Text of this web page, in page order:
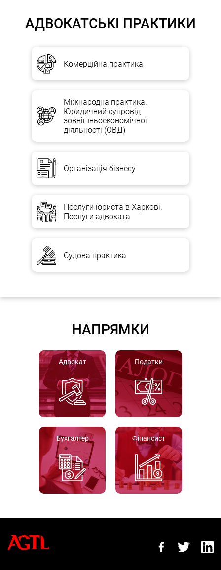
АДВОКАТСЬКІ ПРАКТИКИ
Комерційна практика
Міжнародна практика.
Юридичний супровід
зовнішньоекономічної
діяльності (ОВД)
Організація бізнесу
Послуги юриста в Харкові.
Послуги адвоката
Судова практика
НАПРЯМКИ
Адвокат Податки
Бухгалтер Фінансист